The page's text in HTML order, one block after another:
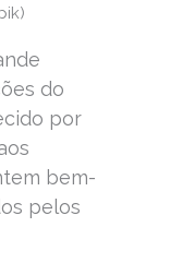
do
por
bem-
pelos